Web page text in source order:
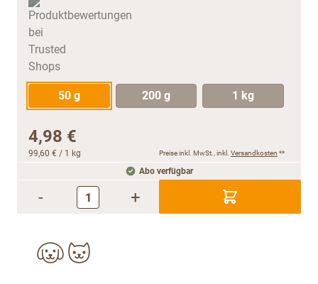
50 g 200 g 1 kg
4,98 €
99,60 € / 1 kg Preise inkl. MwSt., inkl. Versandkosten **
Abo verfügbar
- +